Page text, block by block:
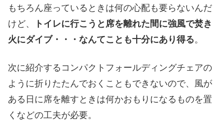
もちろん座っているときは何の心配も要らないんだ
けど、
トイレに行こうと席を離れた間に強風で焚き
火にダイブ・・・なんてことも十分にあり得る。
次に紹介するコンパクトフォールディングチェアの
ように折りたたんでおくこともできないので、風が
ある日に席を離すときは何かおもりになるものを置
くなどの工夫が必要。